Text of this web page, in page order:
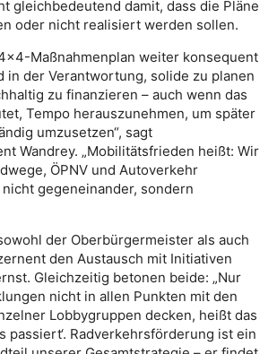
gleichbedeutend damit, dass die Pläne
oder nicht realisiert werden sollen.
Maßnahmenplan weiter konsequent
in der Verantwortung, solide zu planen
zu finanzieren – auch wenn das
Tempo herauszunehmen, um später
umzusetzen“, sagt
Wandrey. „Mobilitätsfrieden heißt: Wir
ÖPNV und Autoverkehr
gegeneinander, sondern
der Oberbürgermeister als auch
den Austausch mit Initiativen
Gleichzeitig betonen beide: „Nur
nicht in allen Punkten mit den
Lobbygruppen decken, heißt das
passiert‘. Radverkehrsförderung ist ein